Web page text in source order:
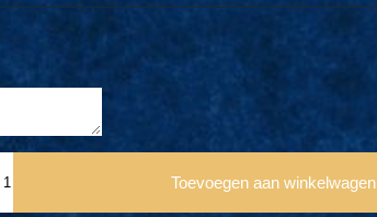
Toevoegen aan winkelwagen